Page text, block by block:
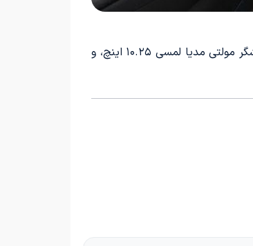
امکانات رفاهی این محصول شامل سیستم کی‌لس، استارت دکمه‌ای، تهویه هوای خودکار، فیلتر هوای کابین با استاندارد 95C، نمایشگر مولتی مدیا لمسی ۱۰.۲۵ اینچ، و